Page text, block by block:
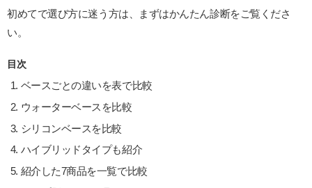
初めてで選び方に迷う方は、まずはかんたん診断をご覧くださ
い。
目次
ベースごとの違いを表で比較
ウォーターベースを比較
シリコンベースを比較
ハイブリッドタイプも紹介
紹介した7商品を一覧で比較